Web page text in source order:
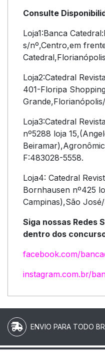
Consulte
Loja1:Banca
s/nº,Centro,em
Loja2:Catedral
401-Floripa
Loja3:Catedral
nº5288 loja
F:483028-5558.
Loja4: Catedral
Bornhausen nº425
Campinas),São
Siga nossas Redes
dentro dos
facebook.com/
instagram.com.br/
ENVIO PARA TODO